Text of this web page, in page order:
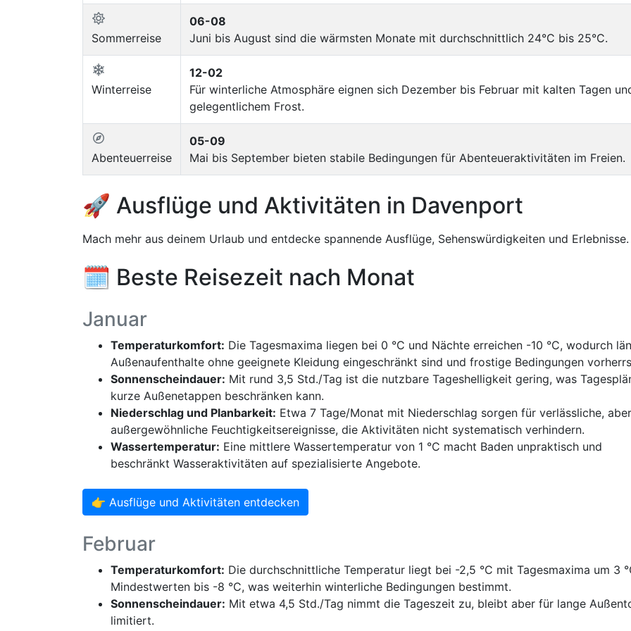
Sommerreise
06-08
Juni bis August sind die wärmsten Monate mit durchschnittlich 24°C bis 25°C.
Winterreise
12-02
Für winterliche Atmosphäre eignen sich Dezember bis Februar mit kalten Tagen
gelegentlichem Frost.
Abenteuerreise
05-09
Mai bis September bieten stabile Bedingungen für Abenteueraktivitäten im Freien.
🚀 Ausflüge und Aktivitäten in Davenport
Mach mehr aus deinem Urlaub und entdecke spannende Ausflüge, Sehenswürdigkeiten und Erlebnisse.
🗓️ Beste Reisezeit nach Monat
Januar
Temperaturkomfort: Die Tagesmaxima liegen bei 0 °C und Nächte erreichen -10 °C, wodurch
Außenaufenthalte ohne geeignete Kleidung eingeschränkt sind und frostige Bedingungen
Sonnenscheindauer: Mit rund 3,5 Std./Tag ist die nutzbare Tageshelligkeit gering, was
kurze Außenetappen beschränken kann.
Niederschlag und Planbarkeit: Etwa 7 Tage/Monat mit Niederschlag sorgen für verlässliche,
außergewöhnliche Feuchtigkeitsereignisse, die Aktivitäten nicht systematisch verhindern.
Wassertemperatur: Eine mittlere Wassertemperatur von 1 °C macht Baden unpraktisch und
beschränkt Wasseraktivitäten auf spezialisierte Angebote.
👉 Ausflüge und Aktivitäten entdecken
Februar
Temperaturkomfort: Die durchschnittliche Temperatur liegt bei -2,5 °C mit Tagesmaxima um 3
Mindestwerten bis -8 °C, was weiterhin winterliche Bedingungen bestimmt.
Sonnenscheindauer: Mit etwa 4,5 Std./Tag nimmt die Tageszeit zu, bleibt aber für lange
limitiert.